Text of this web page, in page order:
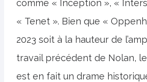
comme « Inception », «
« Tenet ». Bien que «
2023 soit à la hauteur de
travail précédent de Nolan,
est en fait un drame